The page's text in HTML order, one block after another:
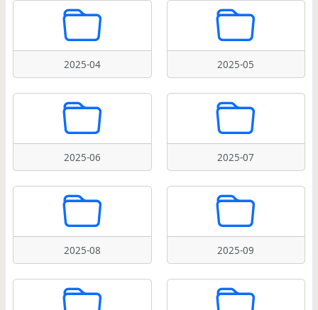
2025-04 2025-05
2025-06 2025-07
2025-08 2025-09